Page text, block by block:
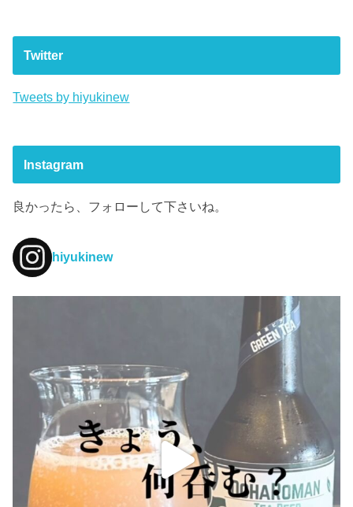
Twitter
Tweets by hiyukinew
Instagram
良かったら、フォローして下さいね。
hiyukinew